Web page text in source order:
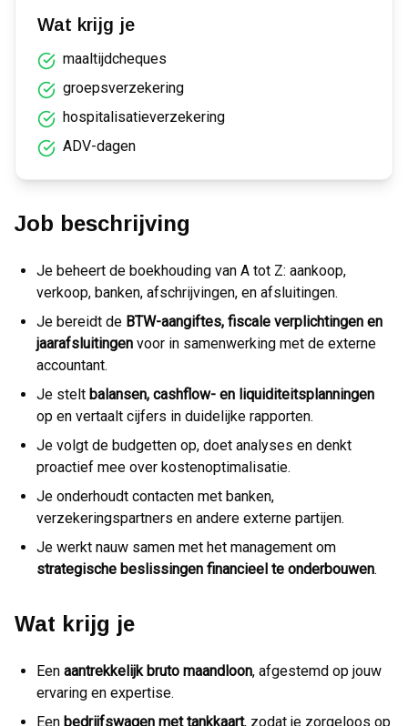
Wat krijg je
maaltijdcheques
groepsverzekering
hospitalisatieverzekering
ADV-dagen
Job beschrijving
Je beheert de boekhouding van A tot Z: aankoop,
verkoop, banken, afschrijvingen, en afsluitingen.
Je bereidt de BTW-aangiftes, fiscale verplichtingen en
jaarafsluitingen voor in samenwerking met de externe
accountant.
Je stelt balansen, cashflow- en liquiditeitsplanningen
op en vertaalt cijfers in duidelijke rapporten.
Je volgt de budgetten op, doet analyses en denkt
proactief mee over kostenoptimalisatie.
Je onderhoudt contacten met banken,
verzekeringspartners en andere externe partijen.
Je werkt nauw samen met het management om
strategische beslissingen financieel te onderbouwen.
Wat krijg je
Een aantrekkelijk bruto maandloon, afgestemd op jouw
ervaring en expertise.
Een bedrijfswagen met tankkaart, zodat je zorgeloos op